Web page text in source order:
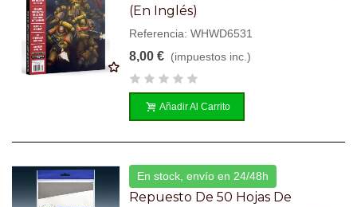
(en Inglés)
Referencia: WHWD6531
8,00 € (impuestos inc.)
Añadir Al Carrito
En stock, envío en 24/48h
Repuesto De 50 Hojas De